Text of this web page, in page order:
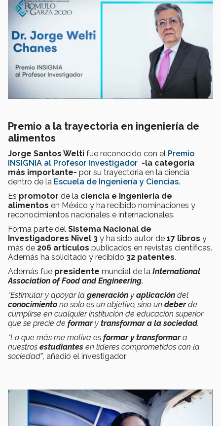
Premio a la trayectoria en ingeniería de
alimentos
Jorge Santos Welti fue reconocido con el Premio
INSIGNIA al Profesor Investigador -la categoría
más importante- por su trayectoria en la ciencia
dentro de la Escuela de Ingeniería y Ciencias.
Es promotor de la ciencia e ingeniería de
alimentos en México y ha recibido nominaciones y
reconocimientos nacionales e internacionales.
Forma parte del Sistema Nacional de
Investigadores Nivel 3 y ha sido autor de 17 libros y
más de 206 artículos publicados en revistas científicas.
Además ha solicitado y recibido 32 patentes.
Además fue presidente mundial de la International
Association of Food and Engineering.
“Estimular y apoyar la generación y aplicación del
conocimiento no solo es un objetivo, sino un deberde
cumplirse en cualquier institución de educación superior
que se precie de formar y transformar a la sociedad.
“Lo que más me motiva es formar y transformara
nuestros estudiantes en líderes comprometidos con la
sociedad”, añadió el investigador.